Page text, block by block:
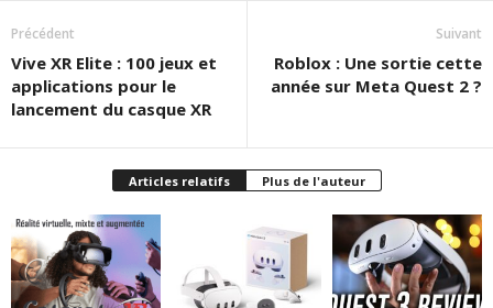
Précédent
Vive XR Elite : 100 jeux et
applications pour le
lancement du casque XR
Suivant
Roblox : Une sortie cette
année sur Meta Quest 2 ?
Articles relatifs Plus de l'auteur